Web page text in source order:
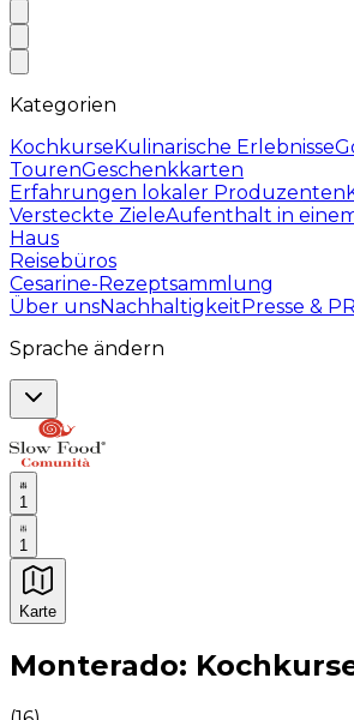
Kategorien
KochkurseKulinarische Erlebnisse
TourenGeschenkkarten
Erfahrungen lokaler Produzenten
Versteckte ZieleAufenthalt in
Haus
Reisebüros
Cesarine-Rezeptsammlung
Über unsNachhaltigkeitPresse & PR
Sprache ändern
1
1
Karte
Unvergessliche kulinarische
Monterado: